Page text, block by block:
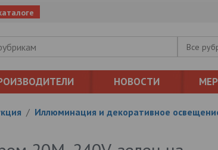
Все
НОВОСТИ
/ Иллюминация и декоративное